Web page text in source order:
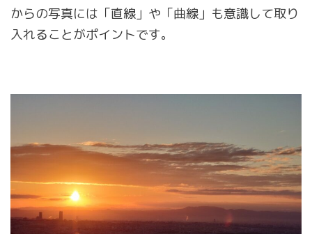
からの写真には「直線」や「曲線」も意識して取り
入れることがポイントです。